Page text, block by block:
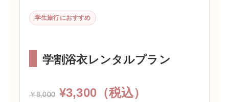
学生旅行におすすめ
学割浴衣レンタルプラン
￥8,000 ¥3,300（税込）